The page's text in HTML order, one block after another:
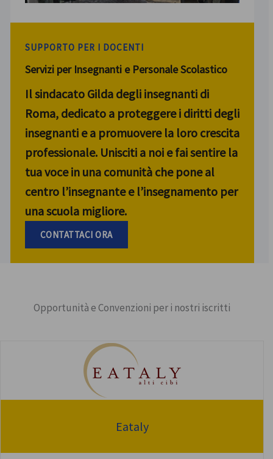
SUPPORTO PER I DOCENTI
Servizi per Insegnanti e Personale Scolastico
Il sindacato Gilda degli insegnanti di
Roma, dedicato a proteggere i diritti degli
insegnanti e a promuovere la loro crescita
professionale. Unisciti a noi e fai sentire la
tua voce in una comunità che pone al
centro l’insegnante e l’insegnamento per
una scuola migliore.
CONTATTACI ORA
Opportunità e Convenzioni per i nostri iscritti
Eataly